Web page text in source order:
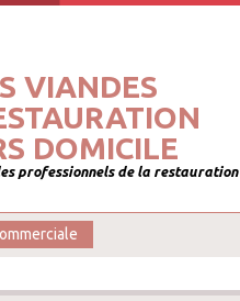
VIANDES
DOMICILE
professionnels de la restauration